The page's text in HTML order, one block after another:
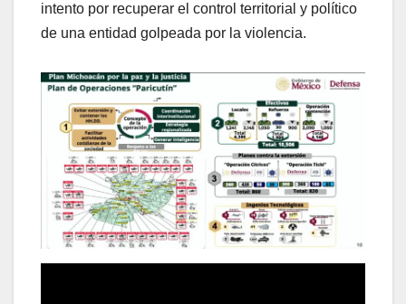
intento por recuperar el control territorial y político
de una entidad golpeada por la violencia.